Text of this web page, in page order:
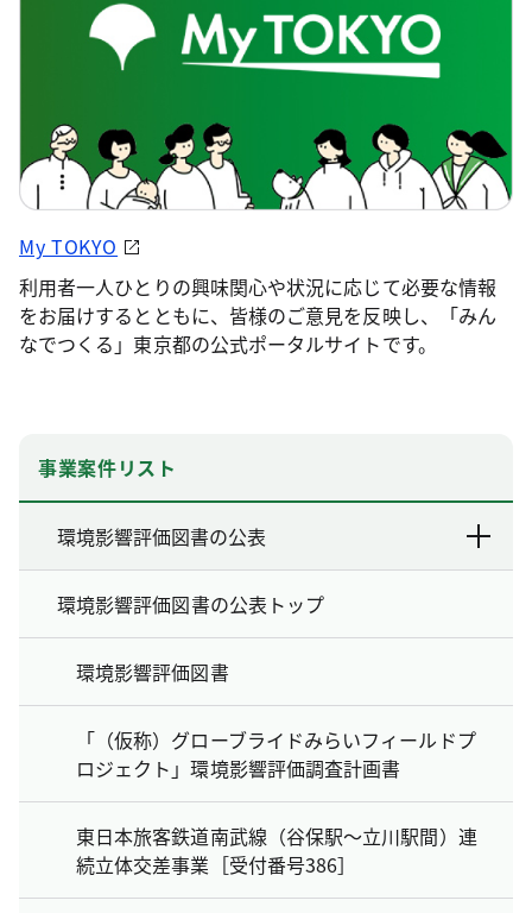
My TOKYO
利用者一人ひとりの興味関心や状況に応じて必要な情報
をお届けするとともに、皆様のご意見を反映し、「みん
なでつくる」東京都の公式ポータルサイトです。
事業案件リスト
環境影響評価図書の公表
環境影響評価図書の公表トップ
環境影響評価図書
「（仮称）グローブライドみらいフィールドプ
ロジェクト」環境影響評価調査計画書
東日本旅客鉄道南武線（谷保駅～立川駅間）連
続立体交差事業［受付番号386］